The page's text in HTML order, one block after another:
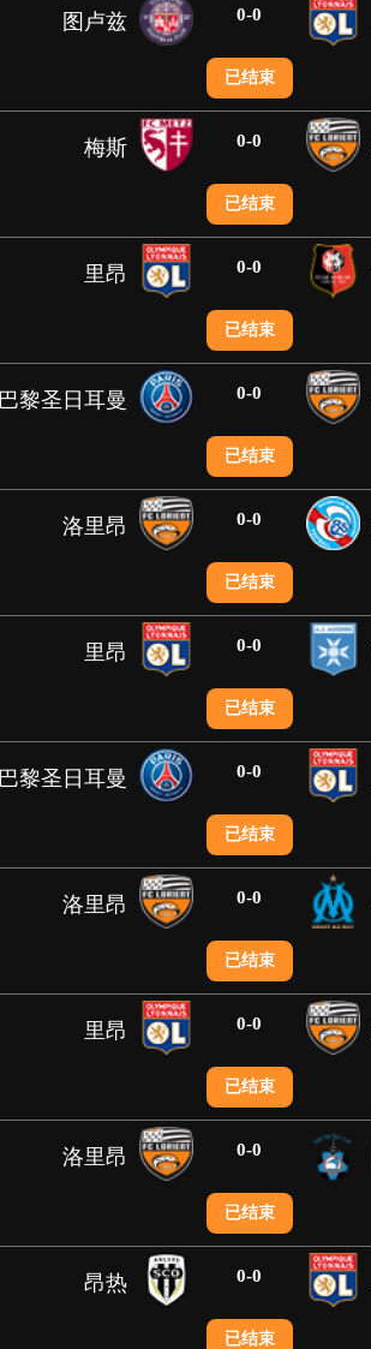
图卢兹 0-0
已结束
梅斯 0-0
已结束
里昂 0-0
已结束
巴黎圣日耳曼 0-0
已结束
洛里昂 0-0
已结束
里昂 0-0
已结束
巴黎圣日耳曼 0-0
已结束
洛里昂 0-0
已结束
里昂 0-0
已结束
洛里昂 0-0
已结束
昂热 0-0
已结束